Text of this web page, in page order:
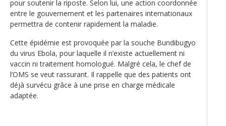
pour soutenir la riposte. Selon lui, une action coordonnée
entre le gouvernement et les partenaires internationaux
permettra de contenir rapidement la maladie.
Cette épidémie est provoquée par la souche Bundibugyo
du virus Ebola, pour laquelle il n’existe actuellement ni
vaccin ni traitement homologué. Malgré cela, le chef de
l’OMS se veut rassurant. Il rappelle que des patients ont
déjà survécu grâce à une prise en charge médicale
adaptée.